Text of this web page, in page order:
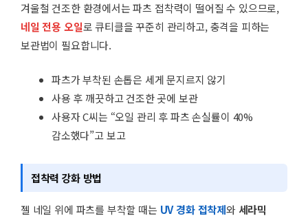
겨울철 건조한 환경에서는 파츠 접착력이 떨어질 수 있으므로,
네일 전용 오일로 큐티클을 꾸준히 관리하고, 충격을 피하는
보관법이 필요합니다.
파츠가 부착된 손톱은 세게 문지르지 않기
사용 후 깨끗하고 건조한 곳에 보관
사용자 C씨는 “오일 관리 후 파츠 손실률이 40%
감소했다”고 보고
접착력 강화 방법
젤 네일 위에 파츠를 부착할 때는 UV 경화 접착제와 세라믹